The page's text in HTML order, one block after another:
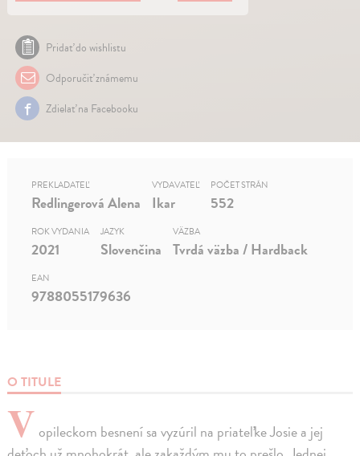
Pridať do wishlistu
Odporučiť známemu
Zdielať na Facebooku
O TITULE
Vopileckom besnení sa vyzúril na priateľke Josie a jej
PREKLADATEĽ
Redlingerová Alena
VYDAVATEĽ
Ikar
POČET STRÁN
552
ROK VYDANIA
2021
JAZYK
Slovenčina
VÄZBA
Tvrdá väzba / Hardback
EAN
9788055179636